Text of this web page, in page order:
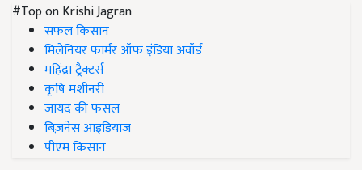
#Top on Krishi Jagran
सफल किसान
मिलेनियर फार्मर ऑफ इंडिया अवॉर्ड
महिंद्रा ट्रैक्टर्स
कृषि मशीनरी
जायद की फसल
बिज़नेस आइडियाज
पीएम किसान